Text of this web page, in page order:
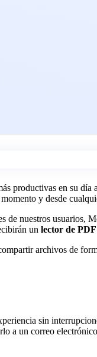
productivas en su
y desde
de nuestros usuarios,
un lector de PDF
archivos de
sin
a un correo